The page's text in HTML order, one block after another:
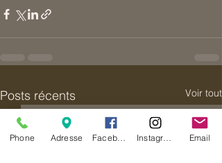
Posts récents Voir tout
Phone Adresse Email